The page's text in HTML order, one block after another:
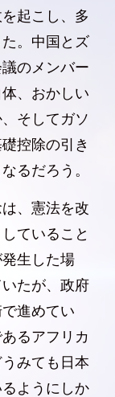
起こし、多
。中国とズ
のメンバー
、おかしい
そしてガソ
控除の引き
るだろう。
、憲法を改
ていること
生した場
たが、政府
進めてい
るアフリカ
みても日本
ようにしか